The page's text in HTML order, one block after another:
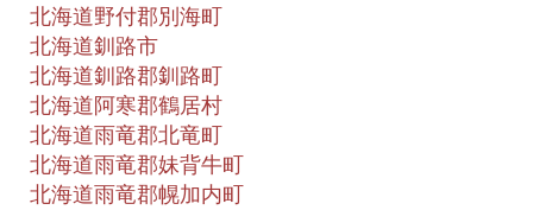
北海道野付郡別海町
北海道釧路市
北海道釧路郡釧路町
北海道阿寒郡鶴居村
北海道雨竜郡北竜町
北海道雨竜郡妹背牛町
北海道雨竜郡幌加内町